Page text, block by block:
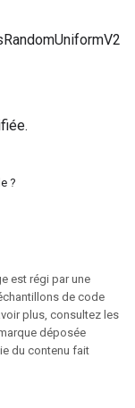
?
est régi par une
de code
plus, consultez les
déposée
du contenu fait